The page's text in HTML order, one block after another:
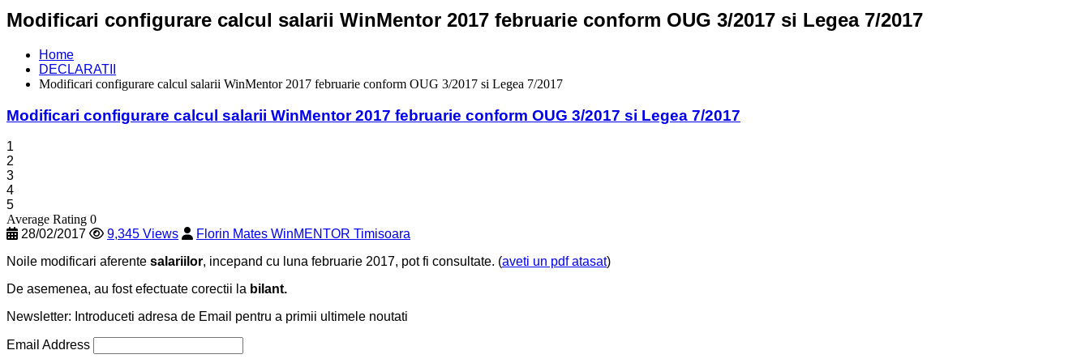
Modificari configurare calcul salarii WinMentor 2017 februarie conform OUG 3/2017 si Legea 7/2017
Home
DECLARATII
Modificari configurare calcul salarii WinMentor 2017 februarie conform OUG 3/2017 si Legea 7/2017
Modificari configurare calcul salarii WinMentor 2017 februarie conform OUG 3/2017 si Legea 7/2017
1
2
3
4
5
Average Rating 0
28/02/2017
9,345 Views
Florin Mates WinMENTOR Timisoara
Noile modificari aferente salariilor, incepand cu luna februarie 2017, pot fi consultate. (aveti un pdf atasat)
De asemenea, au fost efectuate corectii la bilant.
Newsletter: Introduceti adresa de Email pentru a primii ultimele noutati
Email Address